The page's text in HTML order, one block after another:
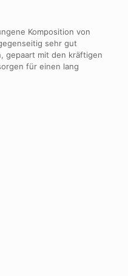
Komposition von
sehr gut
gepaart mit den kräftigen
für einen lang